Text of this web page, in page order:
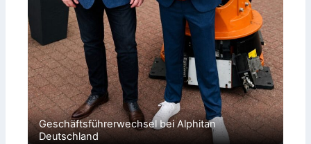
Geschäftsführerwechsel bei Alphitan
Deutschland